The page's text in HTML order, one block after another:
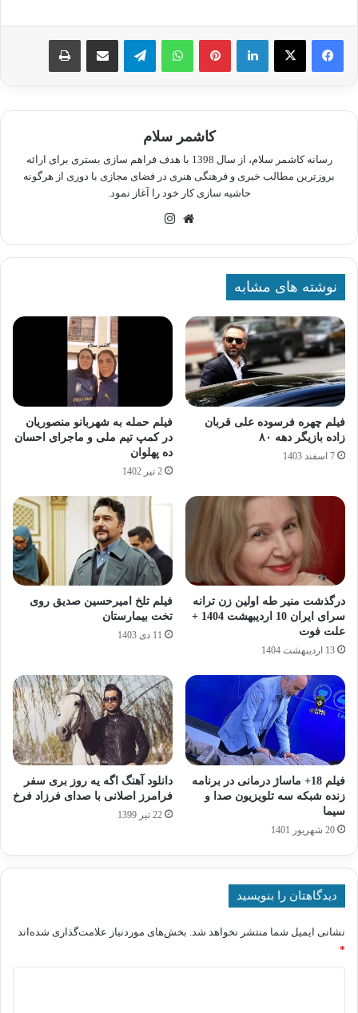
لینکدین پینترستواتس آپ تلگرام اشتراک گذاری از طریق ایمیل چاپ
کاشمر سلام
رسانه کاشمر سلام، از سال 1398 با هدف فراهم سازی بستری برای ارائه
بروزترین مطالب خبری و فرهنگی هنری در فضای مجازی با دوری از هرگونه
حاشیه سازی کار خود را آغاز نمود.
وبسایت
نوشته های مشابه
فیلم چهره فرسوده علی قربان‌
زاده بازیگر دهه ۸۰
7 اسفند 1403
فیلم حمله به شهربانو منصوریان
در کمپ تیم ملی و ماجرای احسان
ده پهلوان
2 تیر 1402
درگذشت منیر طه اولین زن ترانه
سرای ایران 10 اردیبهشت 1404 +
علت فوت
13 اردیبهشت 1404
فیلم تلخ امیرحسین صدیق روی
تخت بیمارستان
11 دی 1403
فیلم 18+ ماساژ درمانی در برنامه
زنده شبکه سه تلویزیون صدا و
سیما
20 شهریور 1401
دانلود آهنگ اگه یه روز بری سفر
فرامرز اصلانی با صدای فرزاد فرخ
22 تیر 1399
دیدگاهتان را بنویسید
نشانی ایمیل شما منتشر نخواهد شد. بخش‌های موردنیاز علامت‌گذاری شده‌اند
*